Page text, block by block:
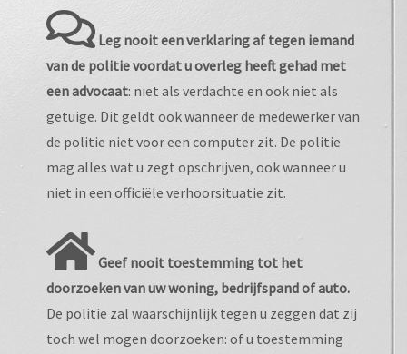
Leg nooit een verklaring af tegen iemand
van de politie voordat u overleg heeft gehad met
een advocaat: niet als verdachte en ook niet als
getuige. Dit geldt ook wanneer de medewerker van
de politie niet voor een computer zit. De politie
mag alles wat u zegt opschrijven, ook wanneer u
niet in een officiële verhoorsituatie zit.
Geef nooit toestemming tot het
doorzoeken van uw woning, bedrijfspand of auto.
De politie zal waarschijnlijk tegen u zeggen dat zij
toch wel mogen doorzoeken: of u toestemming